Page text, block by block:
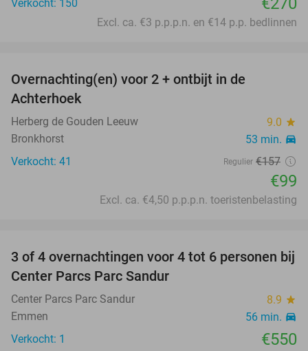
Verkocht: 150
Excl. ca. €3 p.p.p.n. en €14 p.p. bedlinnen
Overnachting(en) voor 2 + ontbijt in de
Achterhoek
Herberg de Gouden Leeuw 9.0 star
Bronkhorst 53 min. directions_car
Verkocht: 41 Regulier €157
€99
Excl. ca. €4,50 p.p.p.n. toeristenbelasting
3 of 4 overnachtingen voor 4 tot 6 personen bij
Center Parcs Parc Sandur
Center Parcs Parc Sandur 8.9 star
Emmen 56 min. directions_car
Verkocht: 1 €550